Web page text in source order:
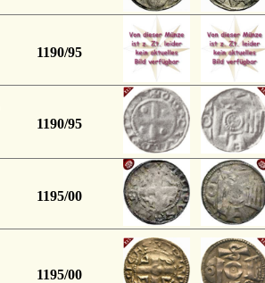
1190/95
1190/95
1195/00
1195/00